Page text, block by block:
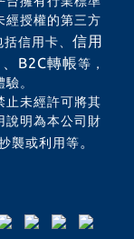
經授權的第三方
信用卡、 信用
、B2C轉帳等，
。
止未經許可將其
說明為本公司財
襲或利用等。